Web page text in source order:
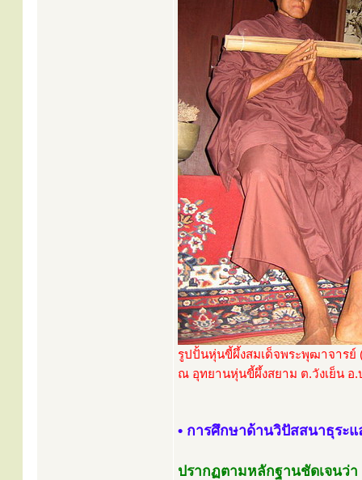
รูปปั้นหุ่นขี้ผึ้งสมเด็จพระพุฒาจารย์
ณ อุทยานหุ่นขี้ผึ้งสยาม ต.วังเย็น อ.
• การศึกษาด้านวิปัสสนาธุระ
ปรากฏตามหลักฐานชัดเจนว่